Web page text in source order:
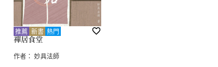
推薦 新書 熱門
禪居食堂
作者： 妙具法師